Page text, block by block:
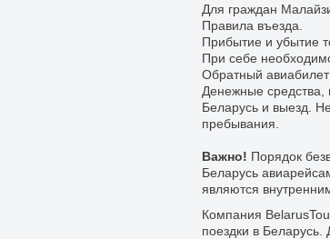
Для граждан
Правила въезда.
Прибытие и убытие
При себе
Обратный авиабилет
Денежные средства,
Беларусь и выезд.
пребывания.
Важно! Порядок
Беларусь
являются
Компания
поездки в